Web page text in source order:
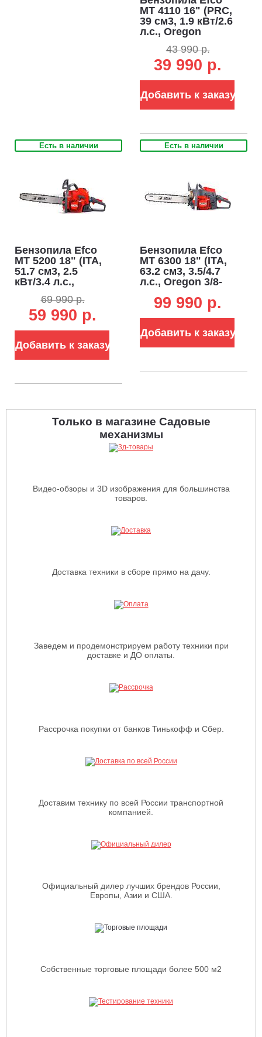
MT 4110 16" (PRC,
39 см3, 1.9 кВт/2.6
л.с., Oregon
EasyOn, 4.4 кг)
43 990 р.
39 990 р.
Добавить к заказу
Есть в наличии
Бензопила Efco
MT 5200 18" (ITA,
51.7 см3, 2.5
кВт/3.4 л.с.,
декомпрессор, 5.4
69 990 р.
59 990 р.
Добавить к заказу
Есть в наличии
Бензопила Efco
MT 6300 18" (ITA,
63.2 см3, 3.5/4.7
л.с., Oregon 3/8-
декомпрессор, 5.8
99 990 p.
Добавить к заказу
Только в магазине Садовые
механизмы
Видео-обзоры и 3D изображения для большинства
товаров.
Доставка техники в сборе прямо на дачу.
Заведем и продемонстрируем работу техники при
доставке и ДО оплаты.
Рассрочка покупки от банков Тинькофф и Сбер.
Доставим технику по всей России транспортной
компанией.
Официальный дилер лучших брендов России,
Европы, Азии и США.
Собственные торговые площади более 500 м2